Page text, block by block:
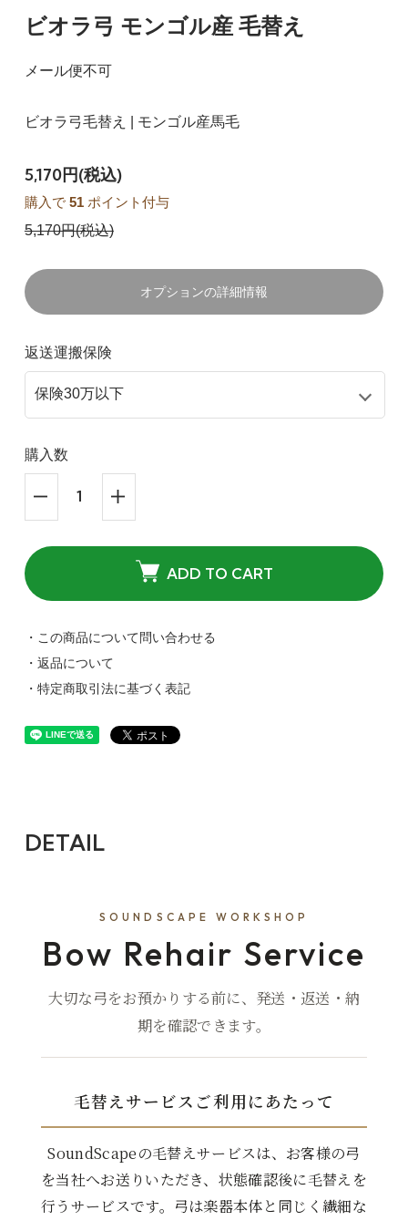
ビオラ弓 モンゴル産 毛替え
メール便不可
ビオラ弓毛替え | モンゴル産馬毛
5,170円(税込)
購入で 51ポイント付与
5,170円(税込)
オプションの詳細情報
返送運搬保険
購入数
ADD TO CART
・この商品について問い合わせる
・返品について
・特定商取引法に基づく表記
DETAIL
SOUNDSCAPE WORKSHOP
Bow Rehair Service
大切な弓をお預かりする前に、発送・返送・納
期を確認できます。
毛替えサービスご利用にあたって
SoundScapeの毛替えサービスは、お客様の弓
を当社へお送りいただき、状態確認後に毛替えを
行うサービスです。弓は楽器本体と同じく繊細な